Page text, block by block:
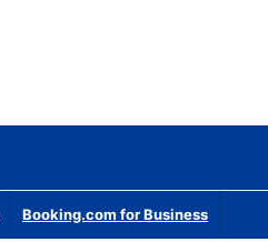
Booking.com for Business